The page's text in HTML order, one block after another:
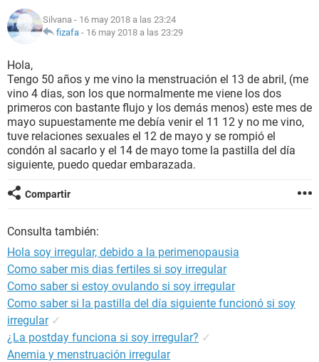
NUTRICIÓN
BIENESTAR
SEXUALIDAD
GLOSARIO
Silvana - 16 may 2018 a las 23:24
fizafa - 16 may 2018 a las 23:29
Hola,
Tengo 50 años y me vino la menstruación el 13 de abril, (me
vino 4 dias, son los que normalmente me viene los dos
primeros con bastante flujo y los demás menos) este mes de
mayo supuestamente me debía venir el 11 12 y no me vino,
tuve relaciones sexuales el 12 de mayo y se rompió el
condón al sacarlo y el 14 de mayo tome la pastilla del día
siguiente, puedo quedar embarazada.
Compartir
Consulta también:
Hola soy irregular, debido a la perimenopausia
Como saber mis dias fertiles si soy irregular
Como saber si estoy ovulando si soy irregular
Como saber si la pastilla del día siguiente funcionó si soy
irregular ✓
¿La postday funciona si soy irregular? ✓
Anemia y menstruación irregular